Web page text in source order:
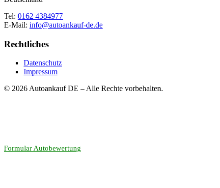
Tel: 0162 4384977
E-Mail: info@autoankauf-de.de
Rechtliches
Datenschutz
Impressum
© 2026 Autoankauf DE – Alle Rechte vorbehalten.
Formular Autobewertung